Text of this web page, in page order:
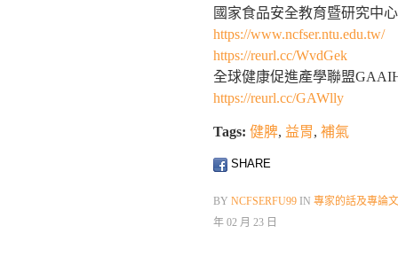
國家食品安全教育暨研究中心
https://www.ncfser.ntu.edu.tw/
https://reurl.cc/WvdGek
全球健康促進產學聯盟
https://reurl.cc/GAWlly
Tags: 健脾, 益胃, 補氣
SHARE
BY NCFSERFU99 IN 專家的話及專論
年 02 月 23 日